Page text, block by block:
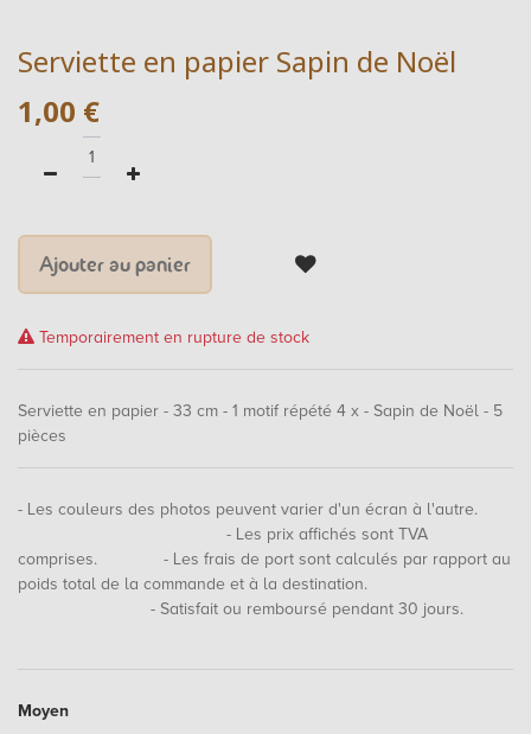
Serviette en papier Sapin de Noël
1,00 €
Ajouter au panier
Temporairement en rupture de stock
Serviette en papier - 33 cm - 1 motif répété 4 x - Sapin de Noël - 5
pièces
- Les couleurs des photos peuvent varier d'un écran à l'autre.
- Les prix affichés sont TVA
comprises. - Les frais de port sont calculés par rapport au
poids total de la commande et à la destination.
- Satisfait ou remboursé pendant 30 jours.
Moyen